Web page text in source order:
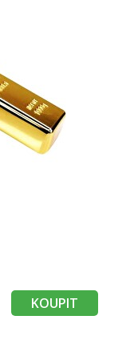
KOUPIT